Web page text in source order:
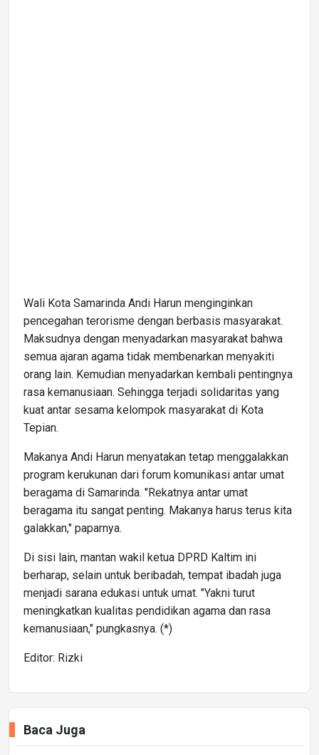
Wali Kota Samarinda Andi Harun menginginkan
pencegahan terorisme dengan berbasis masyarakat.
Maksudnya dengan menyadarkan masyarakat bahwa
semua ajaran agama tidak membenarkan menyakiti
orang lain. Kemudian menyadarkan kembali pentingnya
rasa kemanusiaan. Sehingga terjadi solidaritas yang
kuat antar sesama kelompok masyarakat di Kota
Tepian.
Makanya Andi Harun menyatakan tetap menggalakkan
program kerukunan dari forum komunikasi antar umat
beragama di Samarinda. "Rekatnya antar umat
beragama itu sangat penting. Makanya harus terus kita
galakkan," paparnya.
Di sisi lain, mantan wakil ketua DPRD Kaltim ini
berharap, selain untuk beribadah, tempat ibadah juga
menjadi sarana edukasi untuk umat. "Yakni turut
meningkatkan kualitas pendidikan agama dan rasa
kemanusiaan," pungkasnya. (*)
Editor: Rizki
Baca Juga